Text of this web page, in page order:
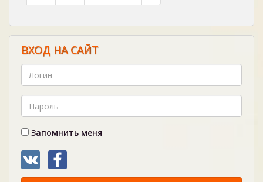
ВХОД НА САЙТ
Запомнить меня